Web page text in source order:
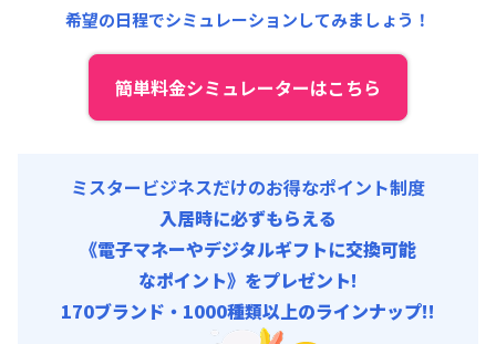
その他費用 :
ルーター代: 6,000円/月 (税抜)
事務手数料 : 10,000円/回 (税抜)
希望の日程でシミュレーションしてみましょう！
簡単料金シミュレーターはこちら
ミスタービジネスだけのお得なポイント制度
入居時に必ずもらえる
《電子マネーやデジタルギフトに交換可能
なポイント》をプレゼント!
170ブランド・1000種類以上のラインナップ!!